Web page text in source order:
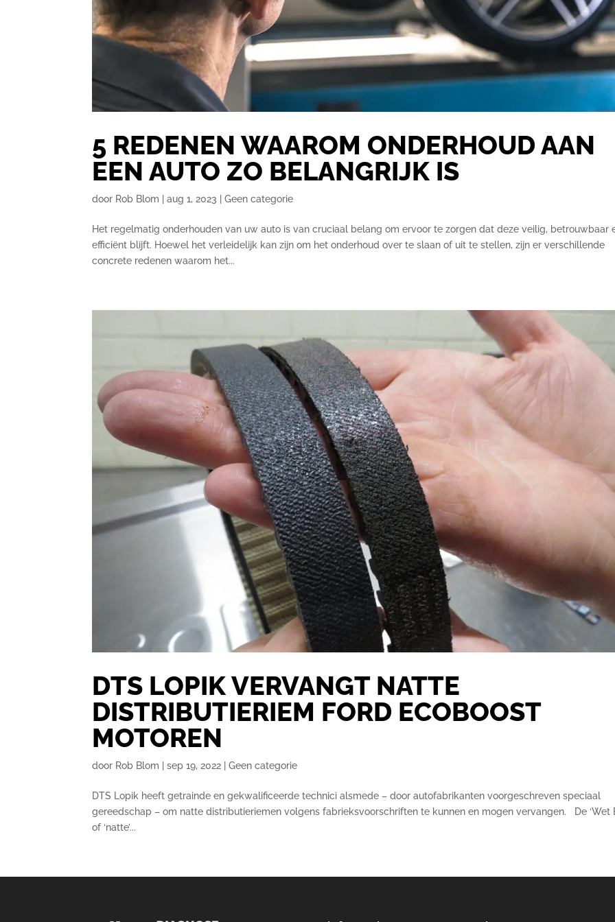
5 REDENEN WAAROM ONDERHOUD AAN
EEN AUTO ZO BELANGRIJK IS
door Rob Blom |aug 1, 2023 |Geen categorie
Het regelmatig onderhouden van uw auto is van cruciaal belang om ervoor te zorgen dat deze veilig, betrouwbaar
efficiënt blijft. Hoewel het verleidelijk kan zijn om het onderhoud over te slaan of uit te stellen, zijn er verschillende
concrete redenen waarom het...
DTS LOPIK VERVANGT NATTE
DISTRIBUTIERIEM FORD ECOBOOST
MOTOREN
door Rob Blom |sep 19, 2022 |Geen categorie
DTS Lopik heeft getrainde en gekwalificeerde technici alsmede – door autofabrikanten voorgeschreven speciaal
gereedschap – om natte distributieriemen volgens fabrieksvoorschriften te kunnen en mogen vervangen. De ‘Wet
of ‘natte’...